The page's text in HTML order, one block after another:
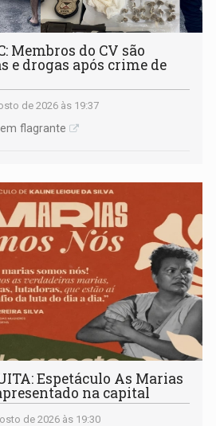
Membros do CV são
e drogas após crime de
de 2026 às 19:37
flagrante
Espetáculo As Marias
na capital
de 2026 às 19:30